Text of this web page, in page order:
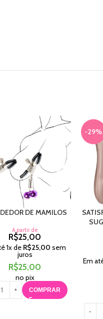
DE MAMILOS
A partir de
R$25,00
1x de R$25,00 sem
juros
R$25,00
no pix
COMPRAR
-29%
Em